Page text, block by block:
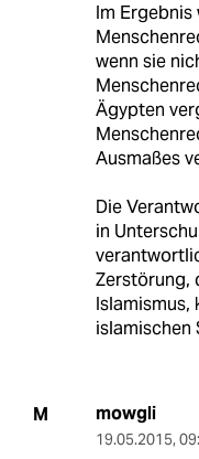
Im Ergebnis
wenn sie
Ägypten
Ausmaßes
Die
in
Zerstörung,
Islamismus,
islamischen
M mowgli
19.05.2015,